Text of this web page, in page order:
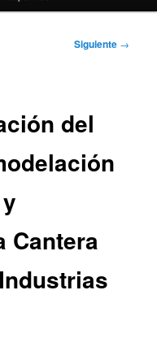
Siguiente →
del
Cantera